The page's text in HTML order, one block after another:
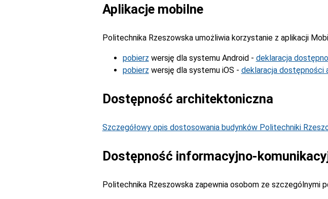
Aplikacje mobilne
Politechnika Rzeszowska umożliwia korzystanie z aplikacji
pobierz wersję dla systemu Android - deklaracja
pobierz wersję dla systemu iOS - deklaracja dostępności
Dostępność architektoniczna
Szczegółowy opis dostosowania budynków Politechniki
Dostępność informacyjno-
Politechnika Rzeszowska zapewnia osobom ze szczególnymi